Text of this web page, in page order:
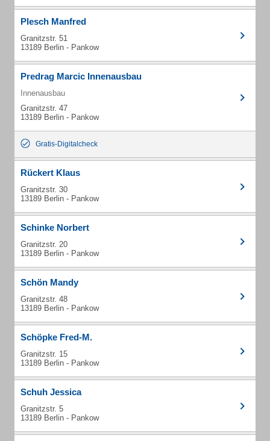
Plesch Manfred
Granitzstr. 51
13189 Berlin - Pankow
Predrag Marcic Innenausbau
Innenausbau
Granitzstr. 47
13189 Berlin - Pankow
Gratis-Digitalcheck
Rückert Klaus
Granitzstr. 30
13189 Berlin - Pankow
Schinke Norbert
Granitzstr. 20
13189 Berlin - Pankow
Schön Mandy
Granitzstr. 48
13189 Berlin - Pankow
Schöpke Fred-M.
Granitzstr. 15
13189 Berlin - Pankow
Schuh Jessica
Granitzstr. 5
13189 Berlin - Pankow